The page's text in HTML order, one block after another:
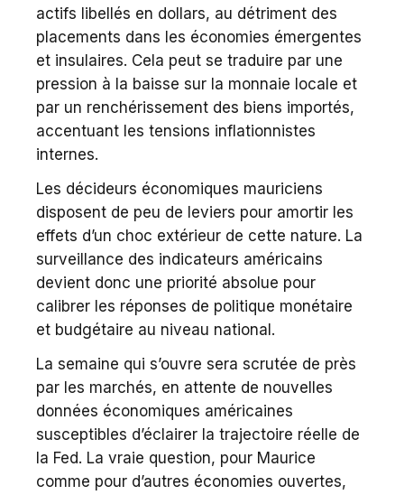
actifs libellés en dollars, au détriment des
placements dans les économies émergentes
et insulaires. Cela peut se traduire par une
pression à la baisse sur la monnaie locale et
par un renchérissement des biens importés,
accentuant les tensions inflationnistes
internes.
Les décideurs économiques mauriciens
disposent de peu de leviers pour amortir les
effets d’un choc extérieur de cette nature. La
surveillance des indicateurs américains
devient donc une priorité absolue pour
calibrer les réponses de politique monétaire
et budgétaire au niveau national.
La semaine qui s’ouvre sera scrutée de près
par les marchés, en attente de nouvelles
données économiques américaines
susceptibles d’éclairer la trajectoire réelle de
la Fed. La vraie question, pour Maurice
comme pour d’autres économies ouvertes,